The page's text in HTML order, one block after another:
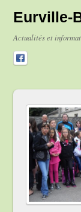
Eurville-
Actualités et